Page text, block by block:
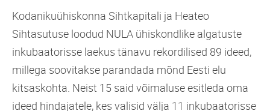
Kodanikuühiskonna Sihtkapitali ja Heateo
Sihtasutuse loodud NULA ühiskondlike algatuste
inkubaatorisse laekus tänavu rekordilised 89 ideed,
millega soovitakse parandada mõnd Eesti elu
kitsaskohta. Neist 15 said võimaluse esitleda oma
ideed hindajatele, kes valisid välja 11 inkubaatorisse